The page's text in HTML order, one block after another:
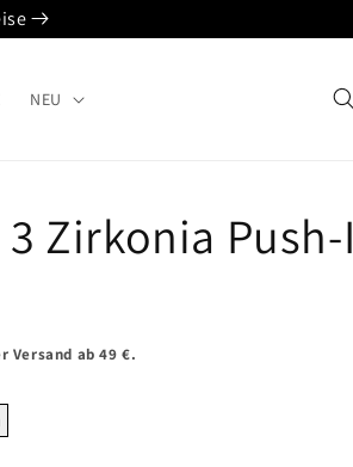
NEU
Zirkonia Push-
Versand ab 49 €.